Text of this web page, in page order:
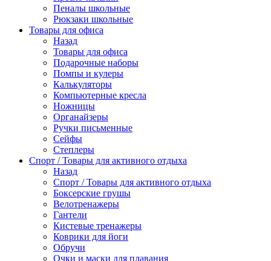
Пеналы школьные
Рюкзаки школьные
Товары для офиса
Назад
Товары для офиса
Подарочные наборы
Помпы и кулеры
Калькуляторы
Компьютерные кресла
Ножницы
Органайзеры
Ручки письменные
Сейфы
Степлеры
Спорт / Товары для активного отдыха
Назад
Спорт / Товары для активного отдыха
Боксерские грушы
Велотренажеры
Гантели
Кистевые тренажеры
Коврики для йоги
Обручи
Очки и маски для плавания